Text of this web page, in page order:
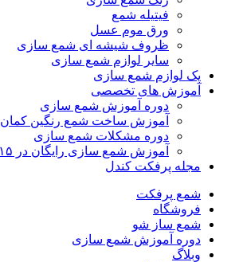
فیتیله شمع
ورق موم عسل
ظروف شیشه ای شمع سازی
سایر لوازم شمع سازی
پک لوازم شمع سازی
آموزش های تخصصی
دوره آموزش شمع سازی
آموزش ساخت شمع رنگین کمان
دوره مشکلات شمع سازی
آموزش شمع سازی رایگان در ۱۵دقیقه + ویدئو
مجله پرفکت کندل
شمع پرفکت
فروشگاه
شمع ساز شو
دوره آموزش شمع سازی
وبلاگ